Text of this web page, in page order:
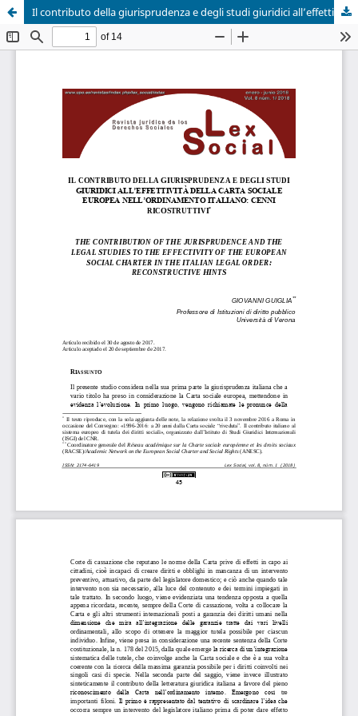
Il contributo della giurisprudenza e degli studi giuridici all’effettività della Carta Sociale Europea nell’ordinamento italiano: cenni ricostruttivi